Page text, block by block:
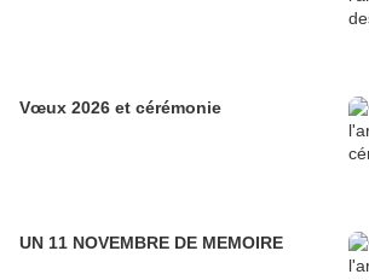
Vœux 2026 et cérémonie
UN 11 NOVEMBRE DE MEMOIRE